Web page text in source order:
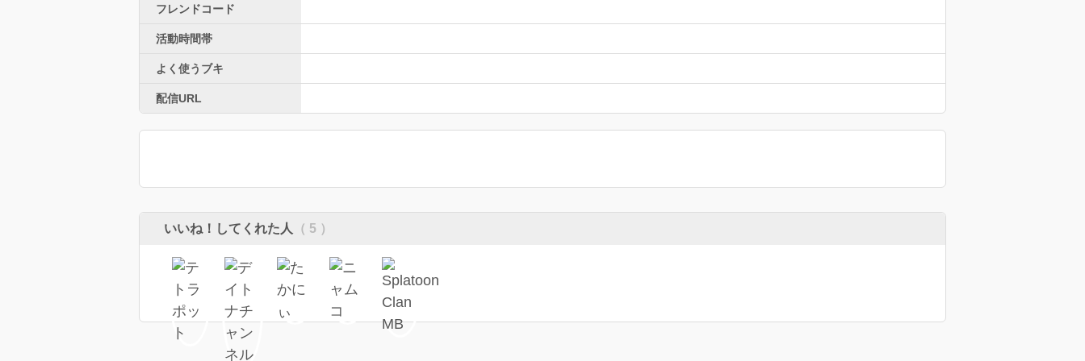
フレンドコード
活動時間帯
よく使うブキ
配信URL
いいね！してくれた人 （ 5 ）